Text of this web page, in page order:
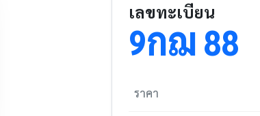
เลขทะเบียน
9กฌ88
ราคา